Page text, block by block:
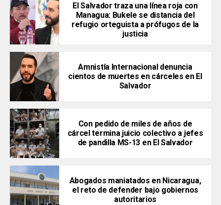
El Salvador traza una línea roja con
Managua: Bukele se distancia del
refugio orteguista a prófugos de la
justicia
Amnistía Internacional denuncia
cientos de muertes en cárceles en El
Salvador
Con pedido de miles de años de
cárcel termina juicio colectivo a jefes
de pandilla MS-13 en El Salvador
Abogados maniatados en Nicaragua,
el reto de defender bajo gobiernos
autoritarios